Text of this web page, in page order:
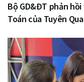
Bộ GD&ĐT phản
Toán của Tuyên